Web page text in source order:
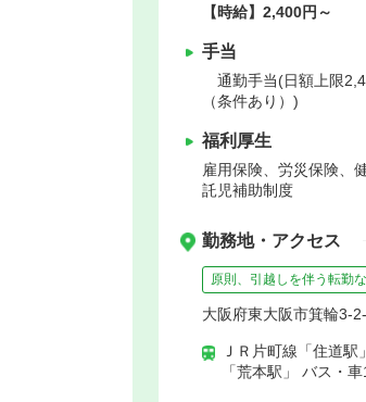
【時給】2,400円～
手当
通勤手当(日額上限
（条件あり）)
福利厚生
雇用保険、労災保険、
託児補助制度
勤務地・アクセス
原則、引越しを伴う転勤
大阪府東大阪市箕輪3-
ＪＲ片町線「住道
「荒本駅」 バス・